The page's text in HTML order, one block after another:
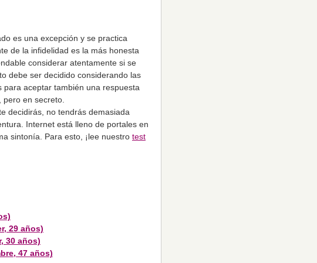
es una excepción y se practica
de la infidelidad es la más honesta
considerar atentamente si se
debe ser decidido considerando las
aceptar también una respuesta
en secreto.
decidirás, no tendrás demasiada
Internet está lleno de portales en
sintonía. Para esto, ¡lee nuestro test
29 años)
30 años)
47 años)